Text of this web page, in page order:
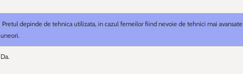
Pretul depinde de tehnica utilizata, in cazul femeilor fiind nevoie de tehnici mai avansate
uneori.
Da.